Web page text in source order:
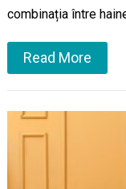
combinația între
Read More